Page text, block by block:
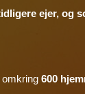
ejer, og
600